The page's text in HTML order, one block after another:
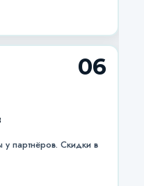
06
у партнёров. Скидки в